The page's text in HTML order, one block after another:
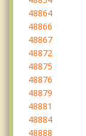
48864
48866
48867
48872
48875
48876
48879
48881
48884
48888